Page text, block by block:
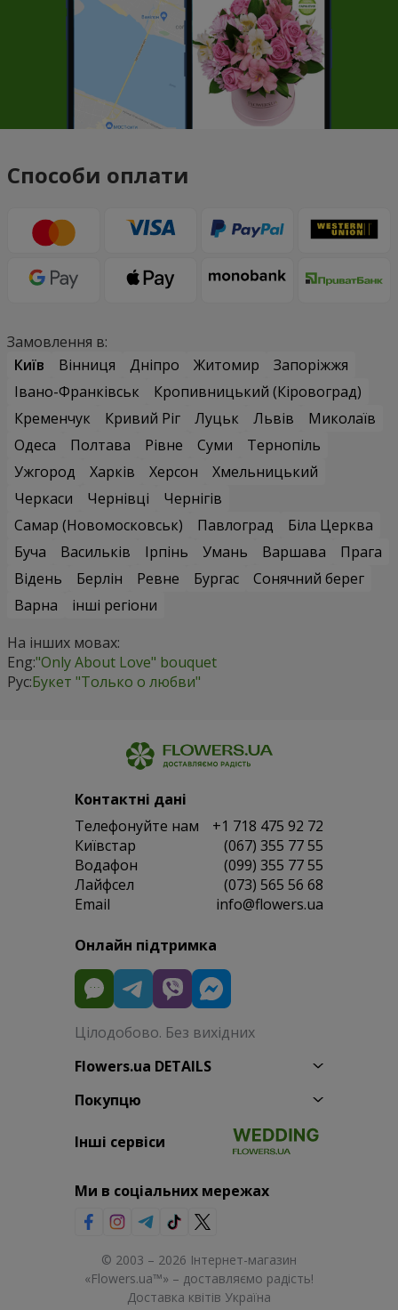
Способи оплати
Замовлення в:
Київ
Вінниця Дніпро Житомир
Запоріжжя
Івано-Франківськ
Кропивницький (Кіровоград)
Кременчук
Кривий Ріг Луцьк Львів
Миколаїв
Одеса
Полтава Рівне Суми
Тернопіль
Ужгород
Харків Херсон
Хмельницький
Черкаси
Чернівці
Чернігів
Самар (Новомосковськ)
Павлоград
Біла Церква
Буча
Васильків Ірпінь Умань Варшава
Прага
Відень
Берлін Ревне Бургас
Сонячний берег
Варна
інші регіони
На інших мовах:
Eng:"Only About Love" bouquet
Рус:Букет "Только о любви"
Контактні дані
Телефонуйте нам
+1 718 475 92 72
Київстар
(067) 355 77 55
Водафон
(099) 355 77 55
Лайфсел
(073) 565 56 68
Email
info@flowers.ua
Онлайн підтримка
Цілодобово. Без вихідних
Flowers.ua DETAILS
Покупцю
Інші сервіси
Ми в соціальних мережах
© 2003 – 2026 Інтернет-магазин
«Flowers.ua™» – доставляємо радість!
Доставка квітів Україна